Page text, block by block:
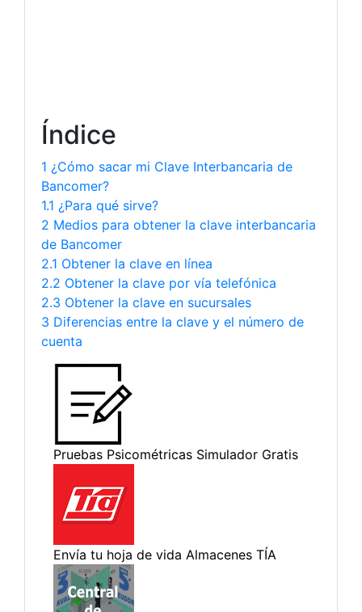
Índice
1 ¿Cómo sacar mi Clave Interbancaria de
Bancomer?
1.1 ¿Para qué sirve?
2 Medios para obtener la clave interbancaria
de Bancomer
2.1 Obtener la clave en línea
2.2 Obtener la clave por vía telefónica
2.3 Obtener la clave en sucursales
3 Diferencias entre la clave y el número de
cuenta